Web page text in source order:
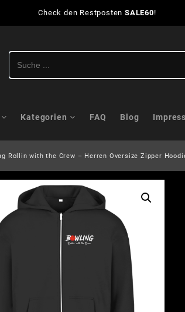
Check den RestpostenSALE60!
Kategorien FAQ Blog
Rollin with the Crew – Herren Oversize Zipper